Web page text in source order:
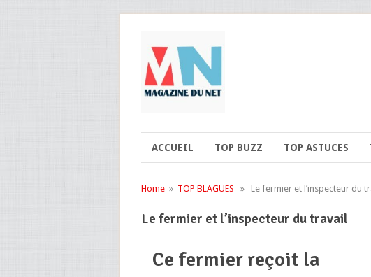
ACCUEIL TOP BUZZ TOP ASTUCES
Home » TOP BLAGUES » Le fermier et l’inspecteur du
Le fermier et l’inspecteur du travail
Ce fermier reçoit la